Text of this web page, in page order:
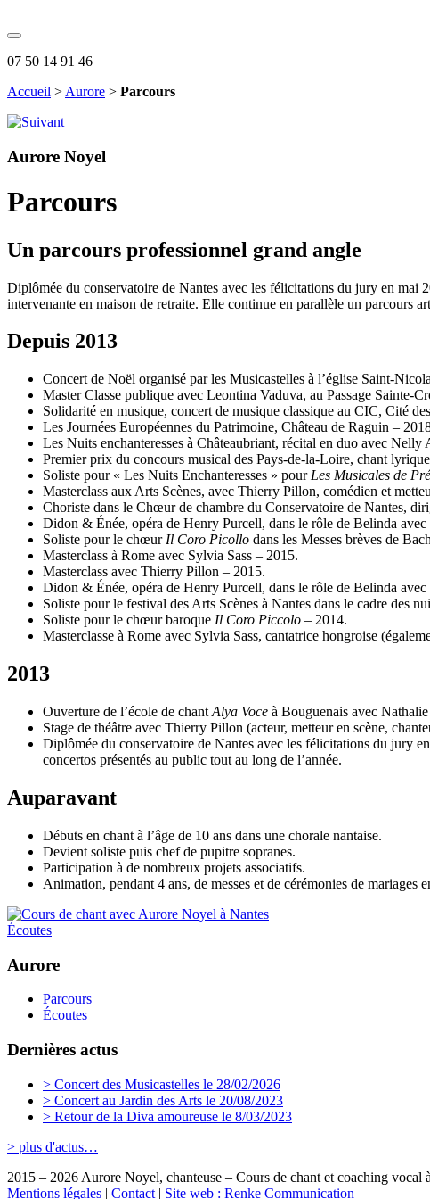
07 50 14 91 46
Accueil > Aurore > Parcours
Aurore Noyel
Parcours
Un parcours professionnel grand angle
Diplômée du conservatoire de Nantes avec les félicitations du jury en mai
intervenante en maison de retraite. Elle continue en parallèle un parcours
Depuis 2013
Concert de Noël organisé par les Musicastelles à l’église Saint-
Master Classe publique avec Leontina Vaduva, au Passage Sainte-
Solidarité en musique, concert de musique classique au CIC, Cité
Les Journées Européennes du Patrimoine, Château de Raguin –
Les Nuits enchanteresses à Châteaubriant, récital en duo avec Nelly
Premier prix du concours musical des Pays-de-la-Loire, chant
Soliste pour « Les Nuits Enchanteresses » pour Les Musicales de
Masterclass aux Arts Scènes, avec Thierry Pillon, comédien et
Choriste dans le Chœur de chambre du Conservatoire de Nantes,
Didon & Énée, opéra de Henry Purcell, dans le rôle de Belinda
Soliste pour le chœur Il Coro Picollo dans les Messes brèves de
Masterclass à Rome avec Sylvia Sass – 2015.
Masterclass avec Thierry Pillon – 2015.
Didon & Énée, opéra de Henry Purcell, dans le rôle de Belinda
Soliste pour le festival des Arts Scènes à Nantes dans le cadre des
Soliste pour le chœur baroque Il Coro Piccolo – 2014.
Masterclasse à Rome avec Sylvia Sass, cantatrice hongroise
2013
Ouverture de l’école de chant Alya Voce à Bouguenais avec Nathalie
Stage de théâtre avec Thierry Pillon (acteur, metteur en scène,
Diplômée du conservatoire de Nantes avec les félicitations du jury
concertos présentés au public tout au long de l’année.
Auparavant
Débuts en chant à l’âge de 10 ans dans une chorale nantaise.
Devient soliste puis chef de pupitre sopranes.
Participation à de nombreux projets associatifs.
Animation, pendant 4 ans, de messes et de cérémonies de mariages
Écoutes
Aurore
Parcours
Écoutes
Dernières actus
> Concert des Musicastelles le 28/02/2026
> Concert au Jardin des Arts le 20/08/2023
> Retour de la Diva amoureuse le 8/03/2023
> plus d'actus…
2015 – 2026 Aurore Noyel, chanteuse – Cours de chant et coaching vocal
Mentions légales | Contact | Site web : Renke Communication